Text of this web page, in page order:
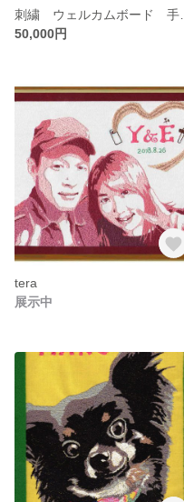
50,000円
tera
展示中